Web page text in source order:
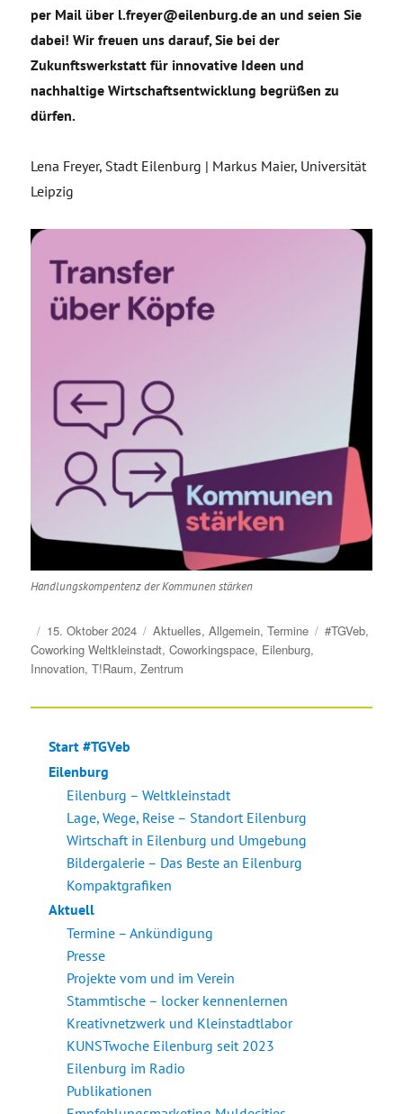
per Mail über l.freyer@eilenburg.de an und seien Sie
dabei! Wir freuen uns darauf, Sie bei der
Zukunftswerkstatt für innovative Ideen und
nachhaltige Wirtschaftsentwicklung begrüßen zu
dürfen.
Lena Freyer, Stadt Eilenburg | Markus Maier, Universität
Leipzig
Handlungskompentenz der Kommunen stärken
Veröffentlicht
am
15. Oktober 2024 Kategorien
Aktuelles,Allgemein,Termine Schlagwörter
#TGVeb,
Coworking Weltkleinstadt,Coworkingspace, Eilenburg,
Innovation,T!Raum,Zentrum
Start #TGVeb
Eilenburg
Eilenburg – Weltkleinstadt
Lage, Wege, Reise – Standort Eilenburg
Wirtschaft in Eilenburg und Umgebung
Bildergalerie – Das Beste an Eilenburg
Kompaktgrafiken
Aktuell
Termine – Ankündigung
Presse
Projekte vom und im Verein
Stammtische – locker kennenlernen
Kreativnetzwerk und Kleinstadtlabor
KUNSTwoche Eilenburg seit 2023
Eilenburg im Radio
Publikationen